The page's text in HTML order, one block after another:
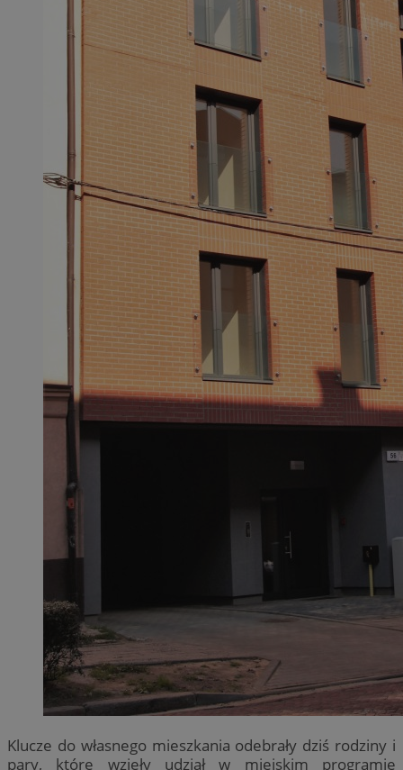
Klucze do własnego mieszkania odebrały dziś rodziny i
pary, które wzięły udział w miejskim programie